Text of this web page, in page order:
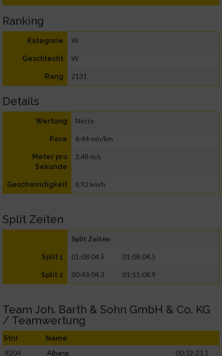
Ranking
Kategorie W
Geschlecht W
Rang 2131
Details
Wertung Netto
Pace 6:44 min/km
Meter pro
Sekunde
2,48 m/s
Geschwindigkeit 8,92 km/h
Split Zeiten
Split Zeiten
Split 1 01:08:04.5 01:08:04.5
Split 2 00:43:04.3 01:51:08.9
Team Joh. Barth & Sohn GmbH & Co. KG
/ Teamwertung
Stnr Name
8204 Albang
00:32:23.1